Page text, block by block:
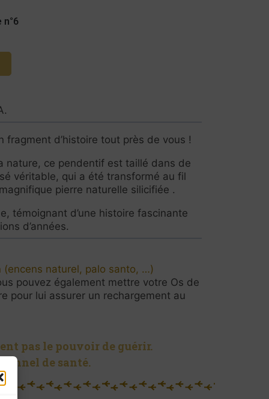
n°6
fragment d’histoire tout près de vous !
nature, ce pendentif est taillé dans de
véritable, qui a été transformé au fil
pierre naturelle silicifiée .
témoignant d’une histoire fascinante
d’années.
(encens naturel, palo santo, …)
pouvez également mettre votre Os de
pour lui assurer un rechargement au
pas le pouvoir de guérir.
de santé.